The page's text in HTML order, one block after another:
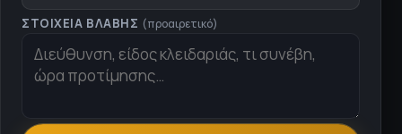
ΣΤΟΙΧΕΊΑ ΒΛΆΒΗΣ (προαιρετικό)